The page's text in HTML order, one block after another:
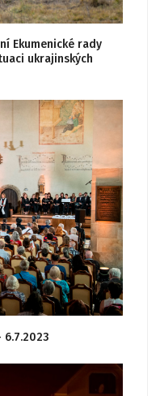
Ekumenické rady
ukrajinských